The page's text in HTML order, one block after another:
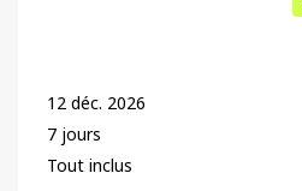
12 déc. 2026
7 jours
Tout inclus